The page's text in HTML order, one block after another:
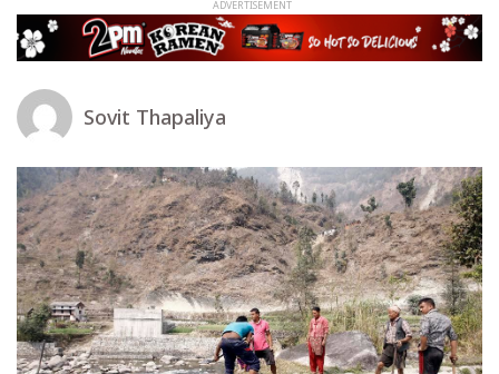
Sovit Thapaliya